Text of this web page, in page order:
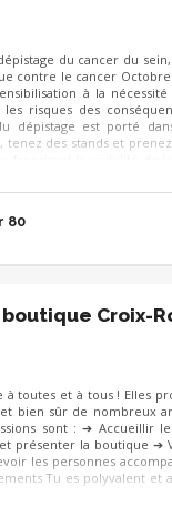
du cancer du
contre le cancer Octobre
à la
risques des
dépistage est porté
des stands et
😁Bonne humeur
80
Croix-
toutes et à tous ! Elles
bien sûr de nombreux
sont : ➔ Accueillir
présenter la boutique ➔
les personnes
Tu es polyvalent et